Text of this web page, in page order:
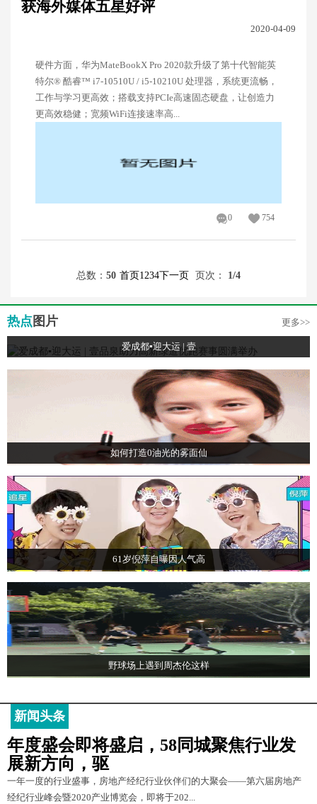
获海外媒体五星好评
2020-04-09
硬件方面，华为MateBookX Pro 2020款升级了第十代智能英
特尔® 酷睿™ i7-10510U / i5-10210U 处理器，系统更流畅，
工作与学习更高效；搭载支持PCIe高速固态硬盘，让创造力
更高效稳健；宽频WiFi连接速率高...
0 754
总数： 50 首页1 234下一页 页次： 1/4
热点 图片 更多>>
爱成都▪迎大运 | 壹
如何打造0油光的雾面仙
61岁倪萍自曝因人气高
野球场上遇到周杰伦这样
新闻头条
年度盛会即将盛启，58同城聚焦行业发
展新方向，驱
一年一度的行业盛事，房地产经纪行业伙伴们的大聚会——第六届房地产
经纪行业峰会暨2020产业博览会，即将于202...